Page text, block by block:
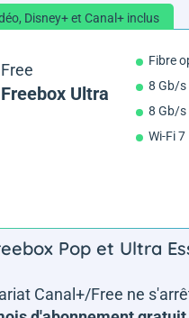
Disney+ et Canal+ inclus
Free
Freebox Ultra
Fibre
8 Gb/s
8 Gb/s
Wi-Fi 7
Pop et Ultra
Canal+/Free ne